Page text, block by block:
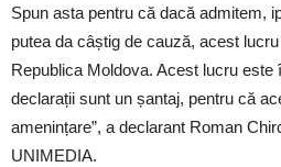
Spun asta pentru că dacă admitem,
putea da câștig de cauză, acest
Republica Moldova. Acest lucru
declarații sunt un șantaj, pentru că
amenințare”, a declarant Roman
UNIMEDIA.